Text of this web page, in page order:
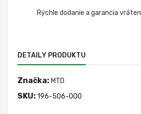
Rýchle dodanie a garancia
DETAILY PRODUKTU
Značka: MTD
SKU: 196-506-000